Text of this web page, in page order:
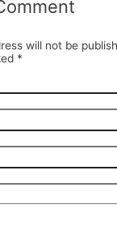
will not be
*